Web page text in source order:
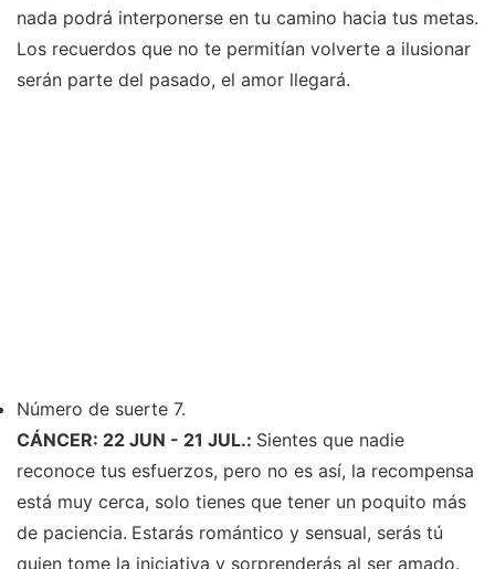
nada podrá interponerse en tu camino hacia tus metas.
Los recuerdos que no te permitían volverte a ilusionar
serán parte del pasado, el amor llegará.
Número de suerte 7.
CÁNCER: 22 JUN - 21 JUL.: Sientes que nadie
reconoce tus esfuerzos, pero no es así, la recompensa
está muy cerca, solo tienes que tener un poquito más
de paciencia. Estarás romántico y sensual, serás tú
quien tome la iniciativa y sorprenderás al ser amado.